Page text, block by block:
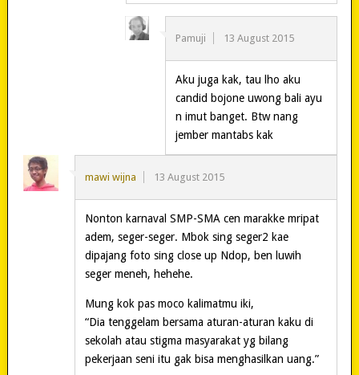
Pamuji 13 August 2015
Aku juga kak, tau lho aku
candid bojone uwong bali ayu
n imut banget. Btw nang
jember mantabs kak
mawi wijna 13 August 2015
Nonton karnaval SMP-SMA cen marakke mripat
adem, seger-seger. Mbok sing seger2 kae
dipajang foto sing close up Ndop, ben luwih
seger meneh, hehehe.
Mung kok pas moco kalimatmu iki,
“Dia tenggelam bersama aturan-aturan kaku di
sekolah atau stigma masyarakat yg bilang
pekerjaan seni itu gak bisa menghasilkan uang.”